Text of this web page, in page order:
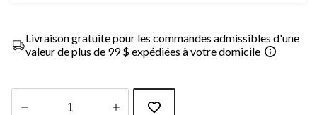
Livraison gratuite pour les commandes admissibles d'une
valeur de plus de 99 $ expédiées à votre domicile